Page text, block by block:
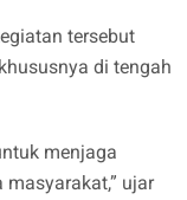
tersebut
di tengah
menjaga
ujar